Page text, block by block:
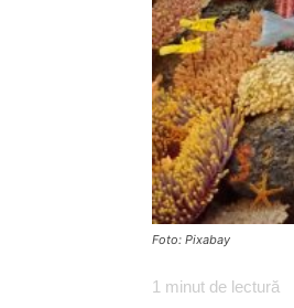
Foto: Pixabay
1 minut de lectură